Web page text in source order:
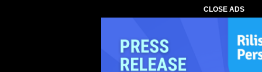
CLOSE ADS